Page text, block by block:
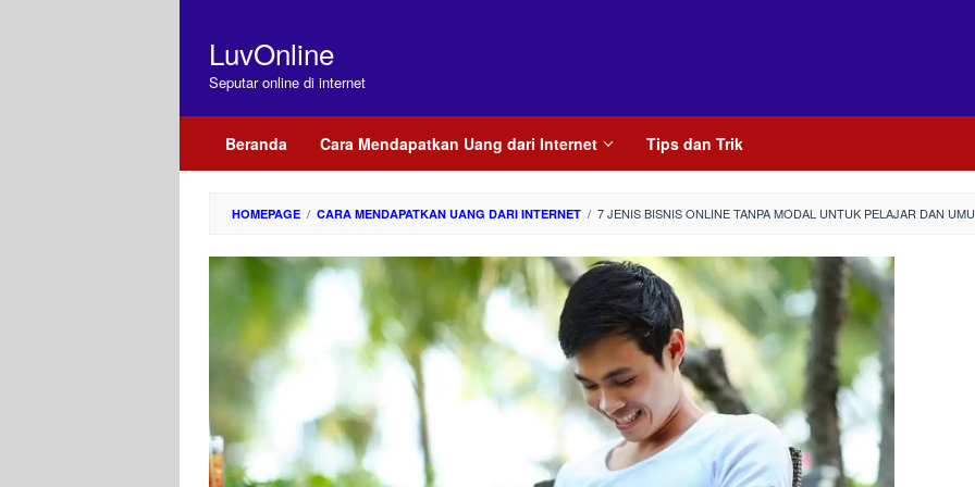
kontenLuvOnline
Seputar online di internet
Beranda Cara Mendapatkan Uang dari Internet Tips dan Trik
HOMEPAGE / CARA MENDAPATKAN UANG DARI INTERNET / 7 JENIS BISNIS ONLINE TANPA MODAL UNTUK PELAJAR DAN